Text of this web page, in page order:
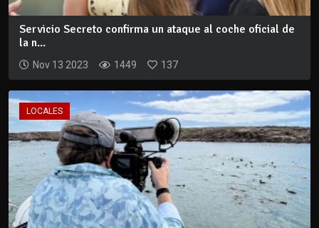
Servicio Secreto confirma un ataque al coche oficial de
la n...
Nov 13 2023 1449 137
LOCALES